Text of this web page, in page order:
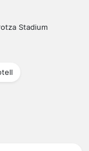
Stadium